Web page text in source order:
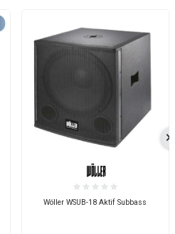
Wöller WSUB-18 Aktif Subbass